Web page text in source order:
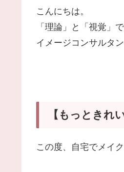
こんにちは。
「理論」と「視覚」
イメージコンサルタ
【もっときれ
この度、自宅でメイ